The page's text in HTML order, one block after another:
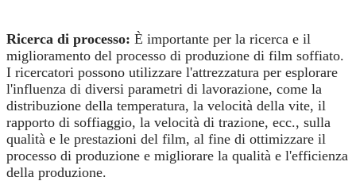
Ricerca di processo: È importante per la ricerca e il
miglioramento del processo di produzione di film soffiato.
I ricercatori possono utilizzare l'attrezzatura per esplorare
l'influenza di diversi parametri di lavorazione, come la
distribuzione della temperatura, la velocità della vite, il
rapporto di soffiaggio, la velocità di trazione, ecc., sulla
qualità e le prestazioni del film, al fine di ottimizzare il
processo di produzione e migliorare la qualità e l'efficienza
della produzione.